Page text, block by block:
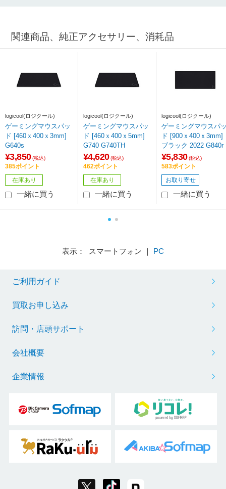
関連商品、純正アクセサリー、消耗品
logicool(ロジクール)
ゲーミングマウスパッ
ド [460ｘ400ｘ3mm]
G640s
¥3,850 (税込)
385ポイント
在庫あり
一緒に買う
logicool(ロジクール)
ゲーミングマウスパッ
ド [460ｘ400ｘ5mm]
G740 G740TH
¥4,620 (税込)
462ポイント
在庫あり
一緒に買う
logicool(ロジクール)
ゲーミングマウスパ
ド [900ｘ400ｘ3mm]
ブラック 2022 G840r
¥5,830 (税込)
583ポイント
お取り寄せ
一緒に買う
表示： スマートフォン ｜ PC
ご利用ガイド
買取お申し込み
訪問・店頭サポート
会社概要
企業情報